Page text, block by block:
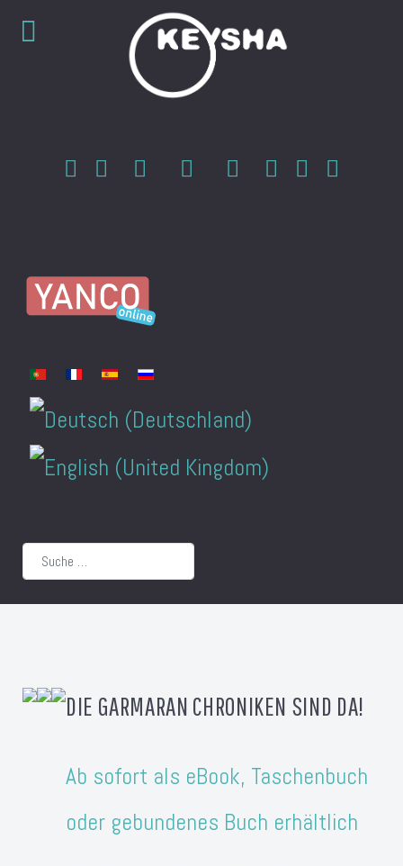
Sprache auswählen
Suchen
DIE GARMARAN CHRONIKEN SIND DA!
Ab sofort als eBook, Taschenbuch
oder gebundenes Buch erhältlich